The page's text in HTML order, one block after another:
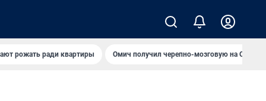
рожать ради квартиры Омич получил черепно-мозговую на ОНПЗ